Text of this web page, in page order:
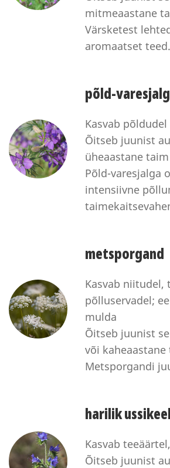
mitmeaastane
Värsketest
aromaatset teed.
põld-varesjalg
Kasvab
Õitseb juunist
üheaastane taim
Põld-varesjalga
intensiivne
metsporgand
Kasvab niitudel,
põlluservadel;
mulda
Õitseb juunist
või kaheaastane
Metsporgandi
harilik ussikeel
Kasvab
Õitseb juunist